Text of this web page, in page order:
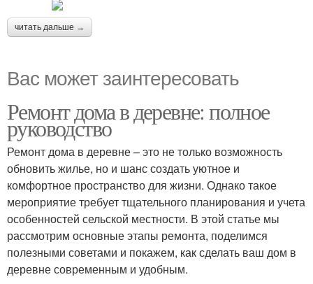
читать дальше →
Вас может заинтересовать
Ремонт дома в деревне: полное
руководство
Ремонт дома в деревне – это не только возможность
обновить жилье, но и шанс создать уютное и
комфортное пространство для жизни. Однако такое
мероприятие требует тщательного планирования и учета
особенностей сельской местности. В этой статье мы
рассмотрим основные этапы ремонта, поделимся
полезными советами и покажем, как сделать ваш дом в
деревне современным и удобным.